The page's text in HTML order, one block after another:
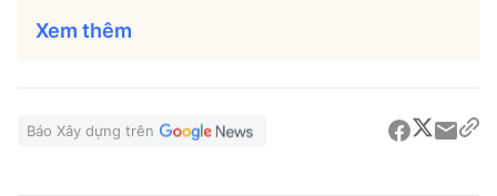
Xem thêm
Báo Xây dựng trên